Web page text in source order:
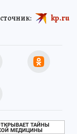
kp.ru
ТАЙНЫ
МЕДИЦИНЫ